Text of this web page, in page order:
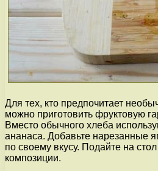
Для тех, кто предпочитает
можно приготовить фруктовую
Вместо обычного хлеба
ананаса. Добавьте нарезанные
по своему вкусу. Подайте на
композиции.